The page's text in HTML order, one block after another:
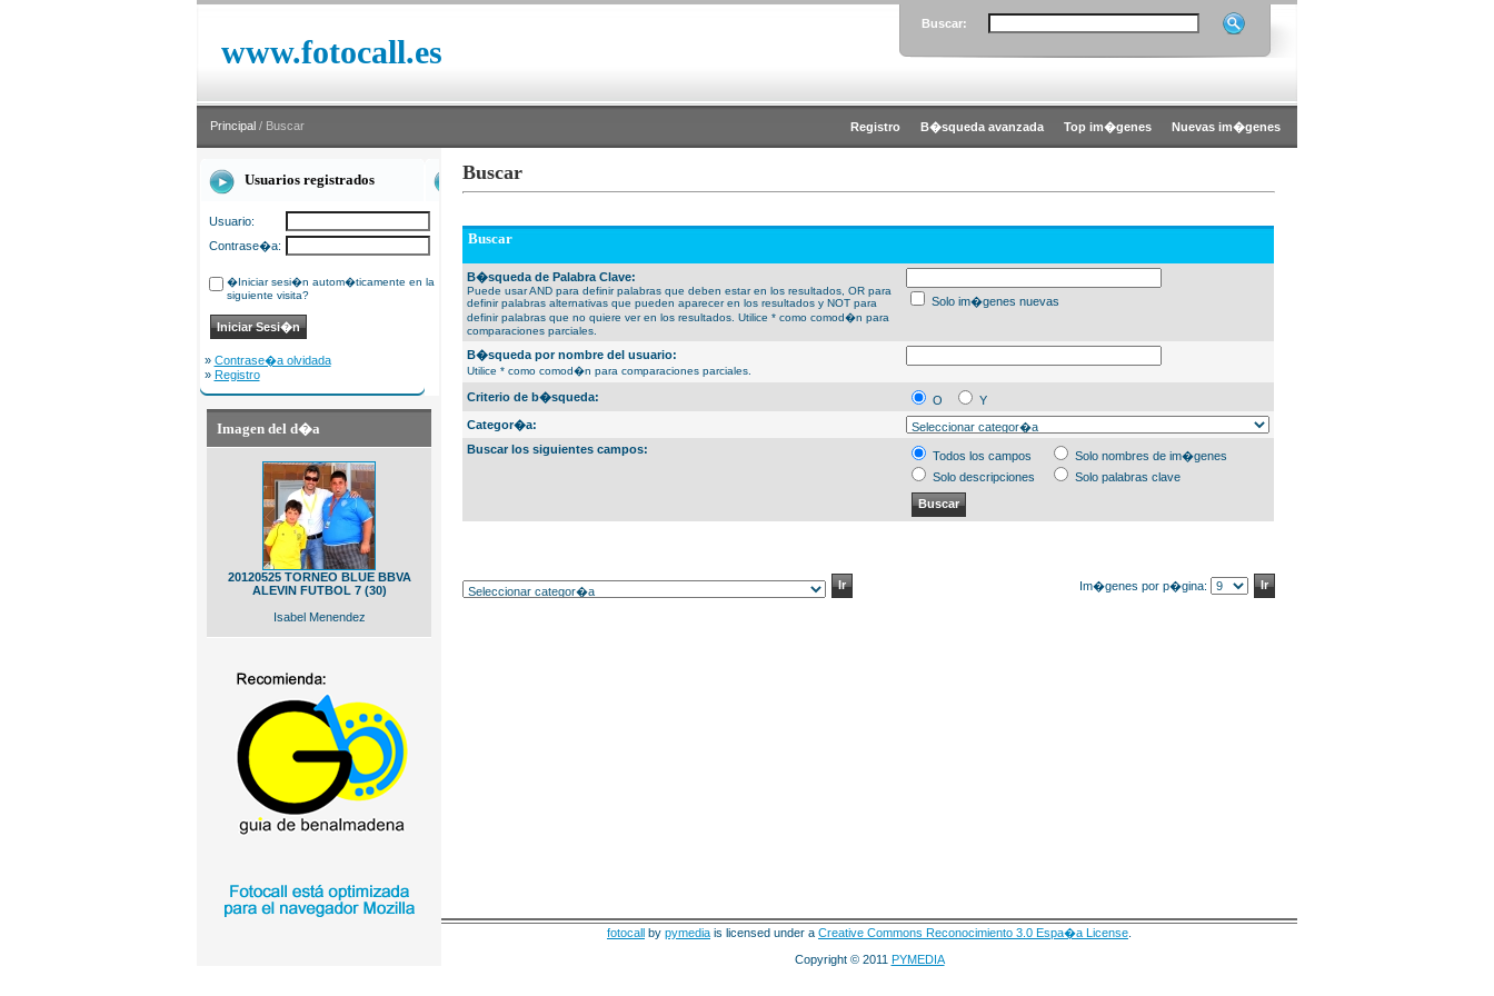
www.fotocall.es
Buscar:
Principal / Buscar Registro B�squeda avanzada Top im�genes Nuevas im�genes
Usuarios registrados
Usuario:
Contrase�a:
�Iniciar sesi�n autom�ticamente en la
siguiente visita?
» Contrase�a olvidada
» Registro
Imagen del d�a
20120525 TORNEO BLUE BBVA
ALEVIN FUTBOL 7 (30)
Isabel Menendez
Buscar
Buscar
B�squeda de Palabra Clave:
Puede usar AND para definir palabras que deben estar en los resultados, OR para
definir palabras alternativas que pueden aparecer en los resultados y NOT para
definir palabras que no quiere ver en los resultados. Utilice * como comod�n para
comparaciones parciales.
Solo im�genes nuevas
B�squeda por nombre del usuario:
Utilice * como comod�n para comparaciones parciales.
Criterio de b�squeda: O
Y
Categor�a:
Buscar los siguientes campos:
Todos los campos
Solo nombres de im�genes
Solo descripciones
Solo palabras clave
Im�genes por p�gina:
fotocall by pymedia is licensed under a Creative Commons Reconocimiento 3.0 Espa�a License
Copyright © 2011 PYMEDIA